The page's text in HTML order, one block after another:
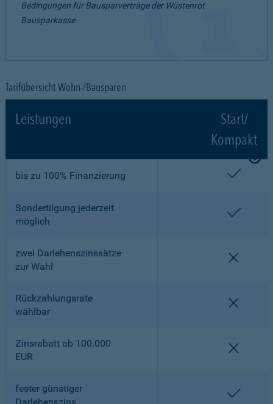
Bedingungen für Bausparverträge der Wüstenrot
Bausparkasse.
Tarifübersicht Wohn-/Bausparen
Leistungen
Start/
Kompakt
bis zu 100% Finanzierung
Sondertilgung jederzeit
möglich
zwei Darlehenszinssätze
zur Wahl
Rückzahlungsrate
wählbar
Zinsrabatt ab 100.000
EUR
fester günstiger